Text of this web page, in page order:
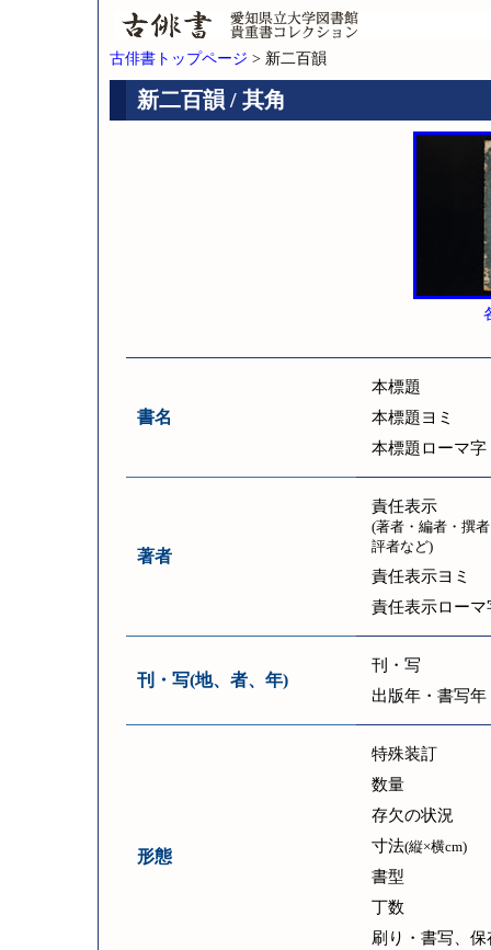
古俳書トップページ > 新二百韻
新二百韻 / 其角
書名
本標題
本標題ヨミ
本標題ローマ字
著者
責任表示
(著者・編者・撰
評者など)
責任表示ヨミ
責任表示ローマ
刊・写(地、者、年)
刊・写
出版年・書写年
形態
特殊装訂
数量
存欠の状況
寸法(縦×横cm)
書型
丁数
刷り・書写、保